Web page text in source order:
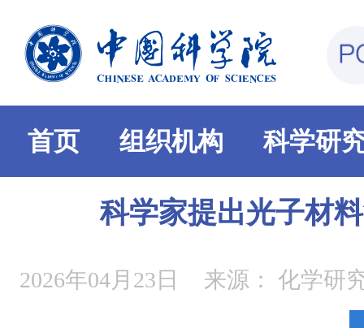
首页 组织机构 科学研
科学家提出光子材
2026年04月23日 来源： 化学研